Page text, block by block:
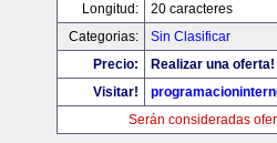
Longitud:
20 caracteres
Categorias:
Sin Clasificar
Precio:
Realizar una oferta!
Visitar!
Serán consideradas